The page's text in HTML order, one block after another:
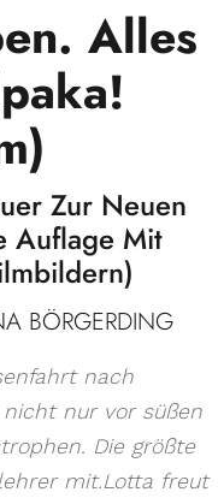
Alles
Zur Neuen
Auflage Mit
BÖRGERDING
nach
nur vor süßen
Die größte
mit.Lotta freut